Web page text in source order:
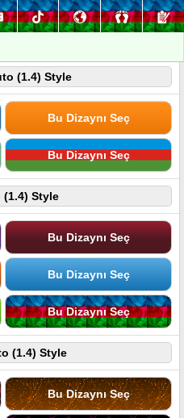
(1.4) Style
Bu Dizaynı Seç
Bu Dizaynı Seç
(1.4) Style
Bu Dizaynı Seç
Bu Dizaynı Seç
Bu Dizaynı Seç
(1.4) Style
Bu Dizaynı Seç